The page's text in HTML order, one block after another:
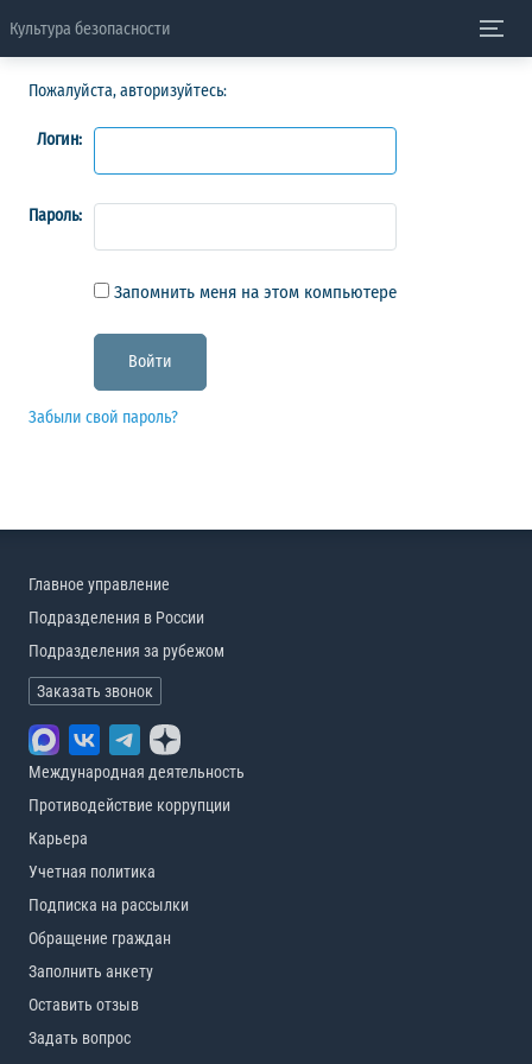
Культура безопасности
Пожалуйста, авторизуйтесь:
Логин:
Пароль:
Запомнить меня на этом компьютере
Забыли свой пароль?
Главное управление
Подразделения в России
Подразделения за рубежом
Заказать звонок
Международная деятельность
Противодействие коррупции
Карьера
Учетная политика
Подписка на рассылки
Обращение граждан
Заполнить анкету
Оставить отзыв
Задать вопрос